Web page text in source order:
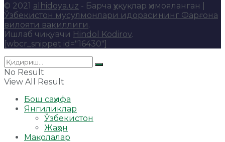
© 2021 alhidoya.uz - Барча ҳуқуқлар ҳимояланган |
Ўзбекистон мусулмонлари идорасининг Фарғона
вилояти вакиллиги.
Ишлаб чиқувчи Hindol Kodirov.
[wbcr_snippet id="16430"]
No Result
View All Result
Бош саҳифа
Янгиликлар
Ўзбекистон
Жаҳон
Мақолалар